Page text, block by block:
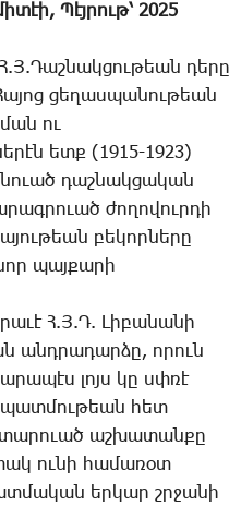
­Պէյ­րութ՝ 2025
դե­րը
ցե­ղաս­պա­նու­թեան
ու
ետք (1915-1923)
դաշ­նակ­ցա­կան
ժո­ղո­վուր­դի
բե­կոր­նե­րը
պայ­քա­րի
Հ.Յ.Դ. ­Լի­բա­նա­նի
անդ­րա­դար­ձը, ո­րուն
լոյս կը սփռէ
պատ­մու­թեան հետ
աշ­խա­տան­քը
ու­նի հա­մա­ռօտ
եր­կար շրջա­նի